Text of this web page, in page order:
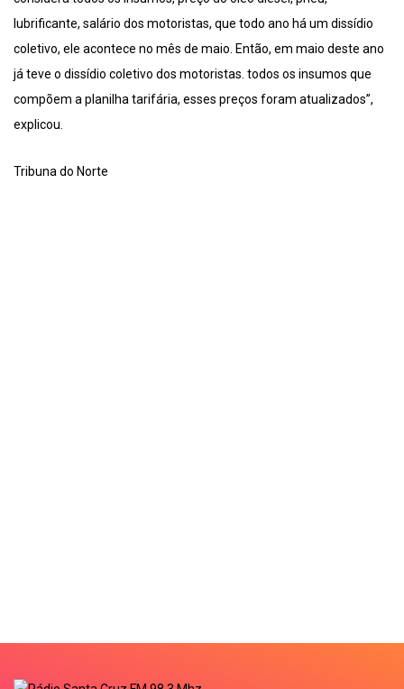
lubrificante, salário dos motoristas, que todo ano há um dissídio
coletivo, ele acontece no mês de maio. Então, em maio deste ano
já teve o dissídio coletivo dos motoristas. todos os insumos que
compõem a planilha tarifária, esses preços foram atualizados”,
explicou.
Tribuna do Norte